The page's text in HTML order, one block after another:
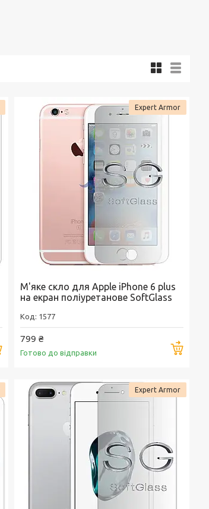
Купити
Expert Armor
М'яке скло для Apple iPhone 6 plus
на екран поліуретанове SoftGlass
1577
799 ₴
Готово до відправки
Expert Armor